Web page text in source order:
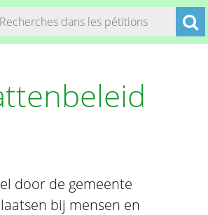
door de gemeente
bij mensen en